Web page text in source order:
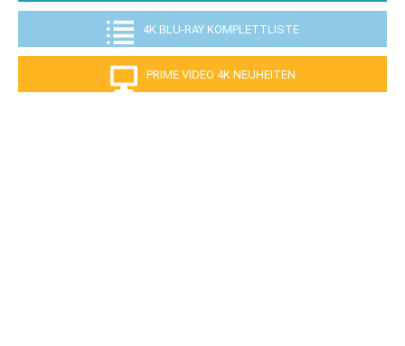
4K BLU-RAY KOMPLETTLISTE
PRIME VIDEO 4K NEUHEITEN